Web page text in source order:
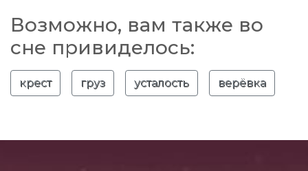
Возможно, вам также во
сне привиделось:
крест груз усталость верёвка